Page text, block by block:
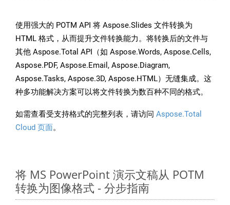
使用强大的 POTM API 将 Aspose.Slides 文件转换为
HTML 格式，从而提升文件转换能力。将转换后的文件与
其他 Aspose.Total API（如 Aspose.Words, Aspose.Cells,
Aspose.PDF, Aspose.Email, Aspose.Diagram,
Aspose.Tasks, Aspose.3D, Aspose.HTML）无缝集成。这
种多功能解决方案可以将文件转换为数百种不同的格式。
如需查看受支持格式的完整列表，请访问 Aspose.Total
Cloud 页面。
将 MS PowerPoint 演示文稿从 POTM
转换为图像格式 - 分步指南